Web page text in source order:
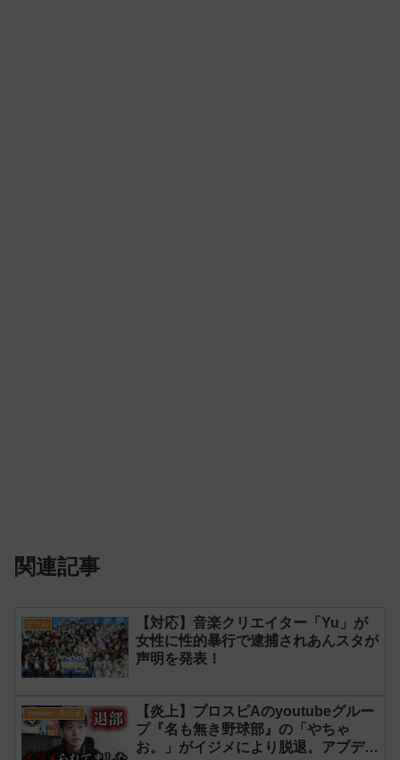
関連記事
ゲーム
【対応】音楽クリエイター「Yu」が
女性に性的暴行で逮捕されあんスタが
声明を発表！
Youtuber・配信者
【炎上】プロスピAのyoutubeグルー
プ『名も無き野球部』の「やちゃ
お。」がイジメにより脱退。アプデの